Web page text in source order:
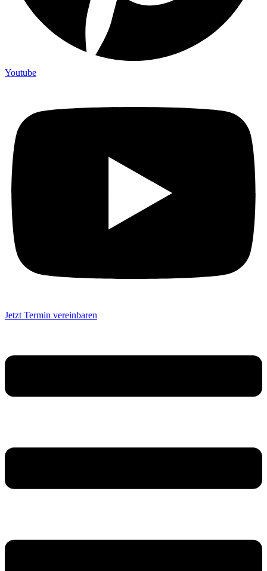
Youtube
Jetzt Termin vereinbaren